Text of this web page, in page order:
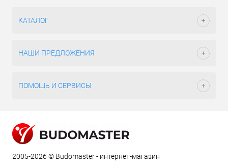
КАТАЛОГ
НАШИ ПРЕДЛОЖЕНИЯ
ПОМОЩЬ И СЕРВИСЫ
2005-2026 © Budomaster - интернет-магазин